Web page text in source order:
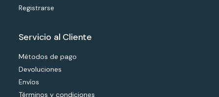
Registrarse
Servicio al Cliente
Métodos de pago
Devoluciones
Envíos
Términos y condiciones